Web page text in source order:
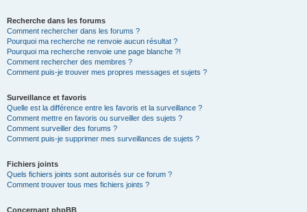
Recherche dans les forums
Comment rechercher dans les forums ?
Pourquoi ma recherche ne renvoie aucun résultat ?
Pourquoi ma recherche renvoie une page blanche ?!
Comment rechercher des membres ?
Comment puis-je trouver mes propres messages et sujets ?
Surveillance et favoris
Quelle est la différence entre les favoris et la surveillance ?
Comment mettre en favoris ou surveiller des sujets ?
Comment surveiller des forums ?
Comment puis-je supprimer mes surveillances de sujets ?
Fichiers joints
Quels fichiers joints sont autorisés sur ce forum ?
Comment trouver tous mes fichiers joints ?
Concernant phpBB